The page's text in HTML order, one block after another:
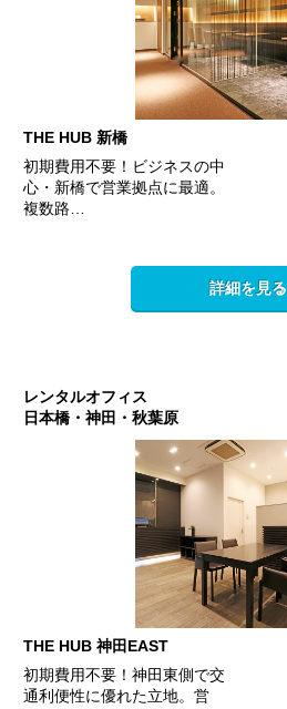
THE HUB 新橋
初期費用不要！ビジネスの中
心・新橋で営業拠点に最適。
複数路…
詳細を見る
レンタルオフィス
日本橋・神田・秋葉原
THE HUB 神田EAST
初期費用不要！神田東側で交
通利便性に優れた立地。営